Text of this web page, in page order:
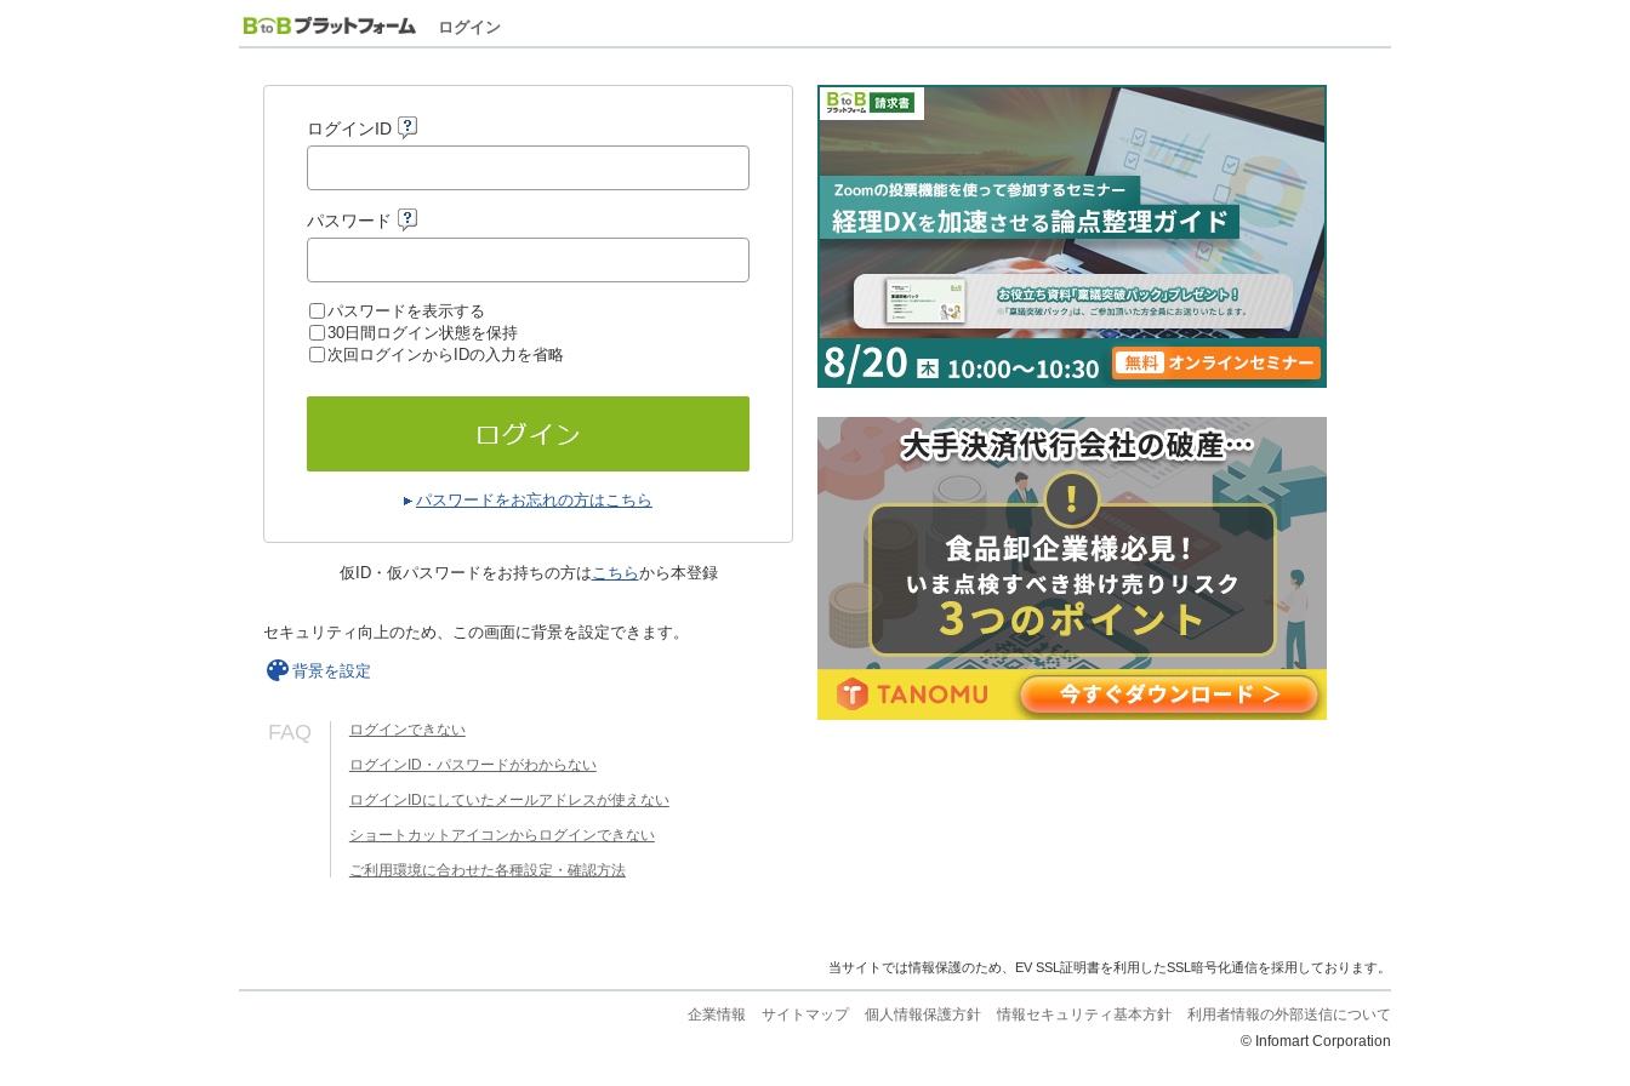
ログイン
ログインID
パスワード
パスワードを表示する
30日間ログイン状態を保持
次回ログインからIDの入力を省略
パスワードをお忘れの方はこちら
仮ID・仮パスワードをお持ちの方はこちらから本登録
セキュリティ向上のため、この画面に背景を設定できます。
背景を設定
FAQ ログインできない
ログインID・パスワードがわからない
ログインIDにしていたメールアドレスが使えない
ショートカットアイコンからログインできない
ご利用環境に合わせた各種設定・確認方法
当サイトでは情報保護のため、EV SSL証明書を利用したSSL暗号化通信を採用しております。
企業情報 サイトマップ 個人情報保護方針 情報セキュリティ基本方針
利用者情報の外部送信について
© Infomart Corporation